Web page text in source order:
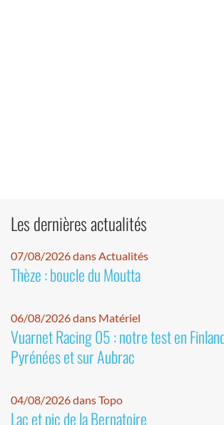
Les dernières actualités
07/08/2026 dans Actualités
Thèze : boucle du Moutta
06/08/2026 dans Matériel
Vuarnet Racing 05 : notre test en
Pyrénées et sur Aubrac
04/08/2026 dans Topo
Lac et pic de la Bernatoire